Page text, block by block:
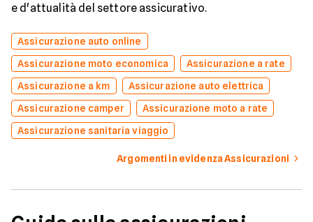
e d'attualità del settore assicurativo.
Assicurazione auto online
Assicurazione moto economica
Assicurazione a rate
Assicurazione a km
Assicurazione auto elettrica
Assicurazione camper
Assicurazione moto a rate
Assicurazione sanitaria viaggio
Argomenti in evidenza Assicurazioni